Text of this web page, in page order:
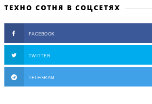
ТЕХНО СОТНЯ В СОЦСЕТЯХ
FACEBOOK
TWITTER
TELEGRAM